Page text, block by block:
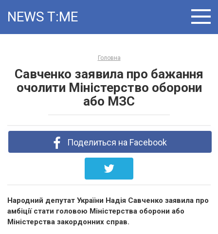
NEWS T:ME
Головна
Савченко заявила про бажання
очолити Міністерство оборони
або МЗС
Поделиться на Facebook
Народний депутат України Надія Савченко заявила про
амбіції стати головою Міністерства оборони або
Міністерства закордонних справ.